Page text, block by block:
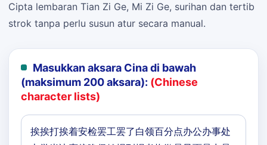
Cipta lembaran Tian Zi Ge, Mi Zi Ge, surihan dan tertib
strok tanpa perlu susun atur secara manual.
Masukkan aksara Cina di bawah
(maksimum 200 aksara): (Chinese
character lists)